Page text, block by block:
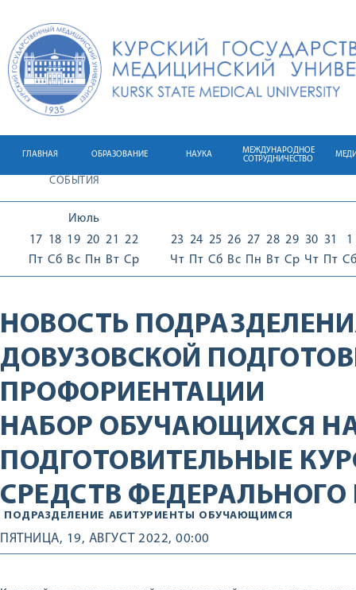
ГЛАВНАЯ ОБРАЗОВАНИЕ НАУКА
МЕЖДУНАРОДНОЕ
СОТРУДНИЧЕСТВО
СОБЫТИЯ
Июль
17
Пт
18
Сб
19
Вс
20
Пн
21
Вт
22
Ср
23
Чт
24
Пт
25
Сб
26
Вс
27
Пн
28
Вт
29
Ср
30
Чт
31
Пт
1
Сб
НОВОСТЬ
ДОВУЗОВСКОЙ
ПРОФОРИЕНТАЦИИ
НАБОР ОБУЧАЮЩИХСЯ
ПОДГОТОВИТЕЛЬНЫЕ
СРЕДСТВ
ПОДРАЗДЕЛЕНИЕ АБИТУРИЕНТЫ ОБУЧАЮЩИМСЯ
ПЯТНИЦА, 19, АВГУСТ 2022, 00:00